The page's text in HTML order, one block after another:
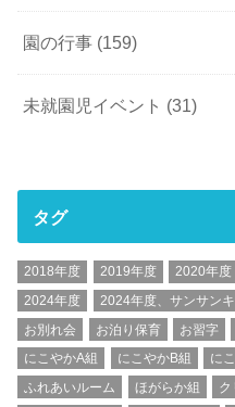
園の行事 (159)
未就園児イベント (31)
タグ
2018年度 2019年度 2020年度
2024年度
2024年度、サンサン
お別れ会
お泊り保育 お習字
にこやかA組
にこやかB組 に
ふれあいルーム
ほがらか組 ク